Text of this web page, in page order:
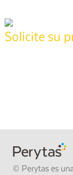
Solicite su
© Perytas es